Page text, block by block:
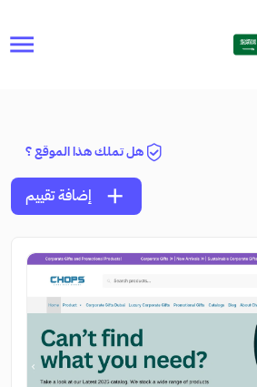
menu
هل تملك هذا الموقع ؟
add إضافة تقييم